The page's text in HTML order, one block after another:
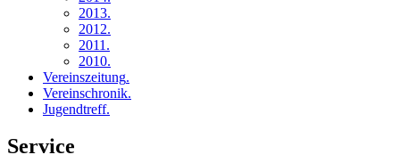
2013.
2012.
2011 .
2010.
Vereinszeitung.
Vereinschronik.
Jugendtreff.
Service